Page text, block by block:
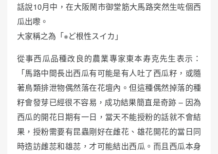
話說10月中，在大阪鬧市御堂筋大馬路突然生咗個西
瓜出嚟。
大家稱之為「※ど根性スイカ」
從事西瓜品種改良的農業專家東本寿克先生表示：
「馬路中間長出西瓜有可能是有人吐了西瓜籽，或隨
著鳥類排泄物偶然落在花壇內。但這種偶然掉落的種
籽會發芽已經很不容易，成功結果簡直是奇跡 – 因為
西瓜的開花日期有一日，當天不能授粉的話就不會結
果，授粉需要有昆蟲剛好在雌花、雄花開花的當日同
時造訪雌蕊和雄蕊，才可能結出西瓜。而且西瓜本身